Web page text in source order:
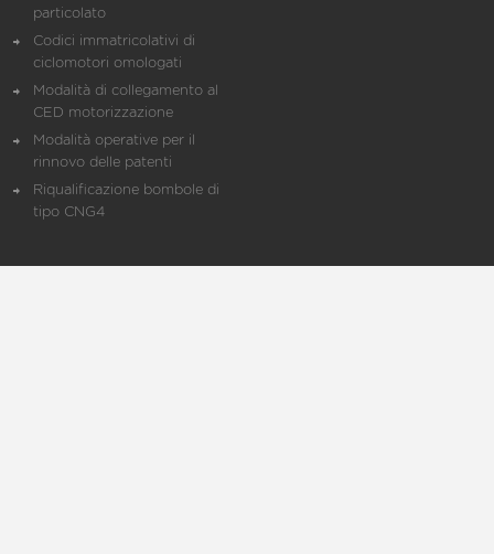
particolato
Codici immatricolativi di
ciclomotori omologati
Modalità di collegamento al
CED motorizzazione
Modalità operative per il
rinnovo delle patenti
Riqualificazione bombole di
tipo CNG4